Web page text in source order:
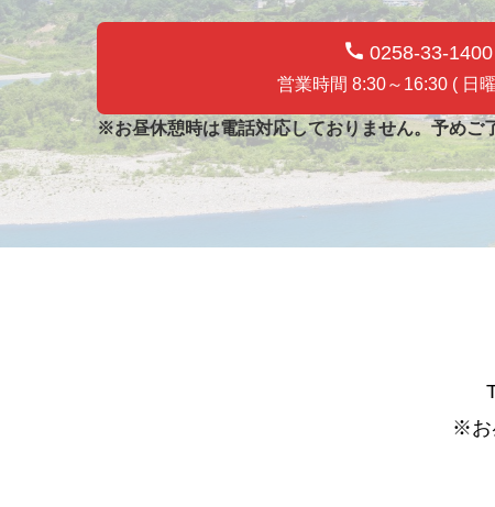
0258-33-1400
営業時間 8:30～16:30 ( 日
※お昼休憩時は電話対応しておりません。予めご
※お